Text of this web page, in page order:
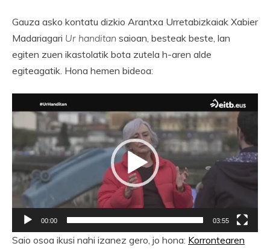
Gauza asko kontatu dizkio Arantxa Urretabizkaiak Xabier
Madariagari Ur handitan saioan, besteak beste, lan
egiten zuen ikastolatik bota zutela h-aren alde
egiteagatik. Hona hemen bideoa:
erreproduzigailua
00:00 03:55
Saio osoa ikusi nahi izanez gero, jo hona: Korrontearen